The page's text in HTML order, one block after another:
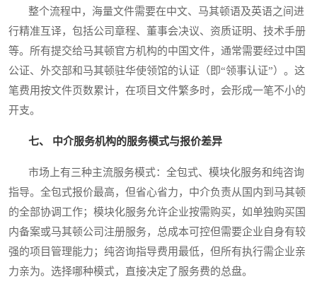
整个流程中，海量文件需要在中文、马其顿语及英语之间进
行精准互译，包括公司章程、董事会决议、资质证明、技术手册
等。所有提交给马其顿官方机构的中国文件，通常需要经过中国
公证、外交部和马其顿驻华使领馆的认证（即“领事认证”）。这
笔费用按文件页数累计，在项目文件繁多时，会形成一笔不小的
开支。
七、 中介服务机构的服务模式与报价差异
市场上有三种主流服务模式：全包式、模块化服务和纯咨询
指导。全包式报价最高，但省心省力，中介负责从国内到马其顿
的全部协调工作；模块化服务允许企业按需购买，如单独购买国
内备案或马其顿公司注册服务，总成本可控但需要企业自身有较
强的项目管理能力；纯咨询指导费用最低，但所有执行需企业亲
力亲为。选择哪种模式，直接决定了服务费的总盘。